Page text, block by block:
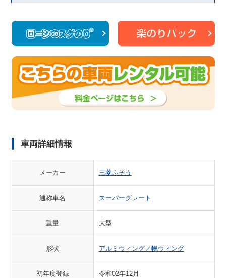
車両詳細情報
メーカー 三菱ふそう
通称車名 スーパーグレート
重量 大型
形状 アルミウィング／幌ウィング
初年度登録 令和02年12月